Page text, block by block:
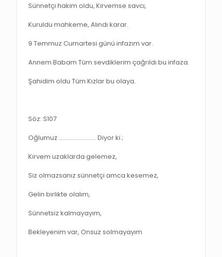
Sünnetçi hakim oldu, Kirvemse savcı,
Kuruldu mahkeme, Alındı karar.
9 Temmuz Cumartesi günü infazım var.
Annem Babam Tüm sevdiklerim çağrıldı bu infaza.
Şahidim oldu Tüm Kızlar bu olaya.
Söz: S107
Oğlumuz ……………………. Diyor ki ;
Kirvem uzaklarda gelemez,
Siz olmazsanız sünnetçi amca kesemez,
Gelin birlikte olalım,
Sünnetsiz kalmayayım,
Bekleyenim var, Onsuz solmayayım